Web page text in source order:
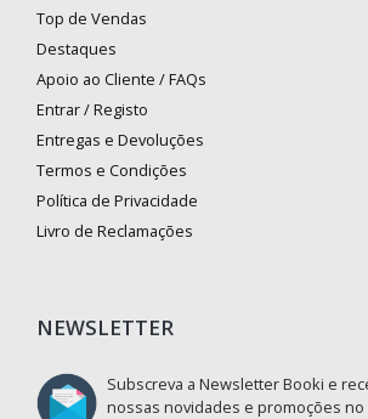
Top de Vendas
Destaques
Apoio ao Cliente / FAQs
Entrar / Registo
Entregas e Devoluções
Termos e Condições
Política de Privacidade
Livro de Reclamações
NEWSLETTER
Subscreva a Newsletter Booki e
nossas novidades e promoções no